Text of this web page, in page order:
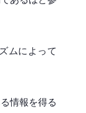
ムによって
情報を得る